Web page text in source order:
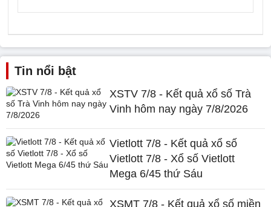
Tin nổi bật
XSTV 7/8 - Kết quả xổ số Trà
Vinh hôm nay ngày 7/8/2026
Vietlott 7/8 - Kết quả xổ số
Vietlott 7/8 - Xổ số Vietlott
Mega 6/45 thứ Sáu
XSMT 7/8 - Kết quả xổ số miền